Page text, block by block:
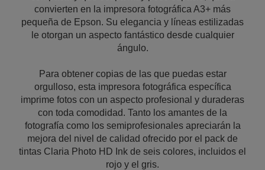
convierten en la impresora fotográfica A3+ más
pequeña de Epson. Su elegancia y líneas estilizadas
le otorgan un aspecto fantástico desde cualquier
ángulo.
Para obtener copias de las que puedas estar
orgulloso, esta impresora fotográfica específica
imprime fotos con un aspecto profesional y duraderas
con toda comodidad. Tanto los amantes de la
fotografía como los semiprofesionales apreciarán la
mejora del nivel de calidad ofrecido por el pack de
tintas Claria Photo HD Ink de seis colores, incluidos el
rojo y el gris.